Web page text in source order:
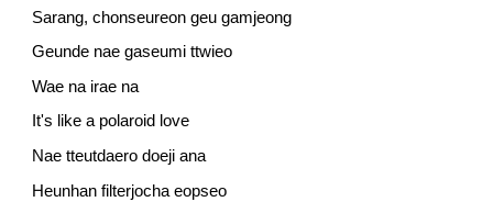
Sarang, chonseureon geu gamjeong
Geunde nae gaseumi ttwieo
Wae na irae na
It's like a polaroid love
Nae tteutdaero doeji ana
Heunhan filterjocha eopseo